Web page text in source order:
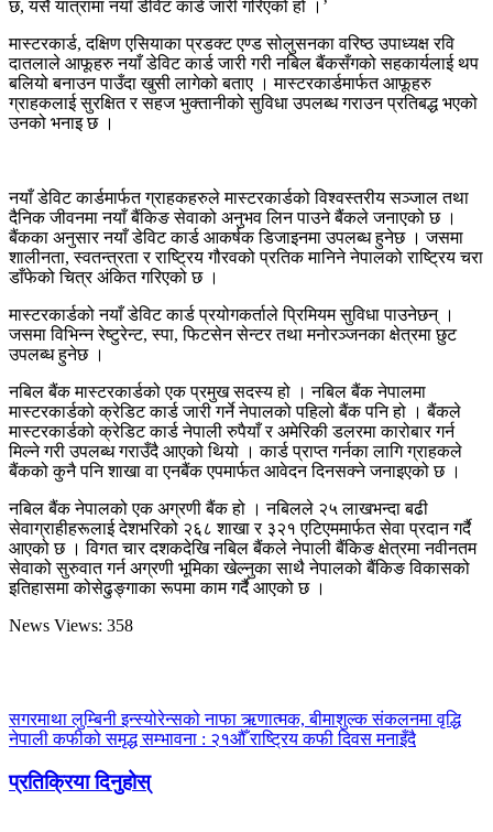
छ, यसै यात्रामा नयाँ डेविट कार्ड जारी गरिएको हो ।’
मास्टरकार्ड, दक्षिण एसियाका प्रडक्ट एण्ड सोलुसनका वरिष्ठ उपाध्यक्ष रवि
दातलाले आफूहरु नयाँ डेविट कार्ड जारी गरी नबिल बैंकसँगको सहकार्यलाई थप
बलियो बनाउन पाउँदा खुसी लागेको बताए । मास्टरकार्डमार्फत आफूहरु
ग्राहकलाई सुरक्षित र सहज भुक्तानीको सुविधा उपलब्ध गराउन प्रतिबद्ध भएको
उनको भनाइ छ ।
नयाँ डेविट कार्डमार्फत ग्राहकहरुले मास्टरकार्डको विश्वस्तरीय सञ्जाल तथा
दैनिक जीवनमा नयाँ बैंकिङ सेवाको अनुभव लिन पाउने बैंकले जनाएको छ ।
बैंकका अनुसार नयाँ डेविट कार्ड आकर्षक डिजाइनमा उपलब्ध हुनेछ । जसमा
शालीनता, स्वतन्त्रता र राष्ट्रिय गौरवको प्रतिक मानिने नेपालको राष्ट्रिय चरा
डाँफेको चित्र अंकित गरिएको छ ।
मास्टरकार्डको नयाँ डेविट कार्ड प्रयोगकर्ताले प्रिमियम सुविधा पाउनेछन् ।
जसमा विभिन्न रेष्टुरेन्ट, स्पा, फिटसेन सेन्टर तथा मनोरञ्जनका क्षेत्रमा छुट
उपलब्ध हुनेछ ।
नबिल बैंक मास्टरकार्डको एक प्रमुख सदस्य हो । नबिल बैंक नेपालमा
मास्टरकार्डको क्रेडिट कार्ड जारी गर्ने नेपालको पहिलो बैंक पनि हो । बैंकले
मास्टरकार्डको क्रेडिट कार्ड नेपाली रुपैयाँ र अमेरिकी डलरमा कारोबार गर्न
मिल्ने गरी उपलब्ध गराउँदै आएको थियो । कार्ड प्राप्त गर्नका लागि ग्राहकले
बैंकको कुनै पनि शाखा वा एनबैंक एपमार्फत आवेदन दिनसक्ने जनाइएको छ ।
नबिल बैंक नेपालको एक अग्रणी बैंक हो । नबिलले २५ लाखभन्दा बढी
सेवाग्राहीहरूलाई देशभरिको २६८ शाखा र ३२१ एटिएममार्फत सेवा प्रदान गर्दै
आएको छ । विगत चार दशकदेखि नबिल बैंकले नेपाली बैंकिङ क्षेत्रमा नवीनतम
सेवाको सुरुवात गर्न अग्रणी भूमिका खेल्नुका साथै नेपालको बैंकिङ विकासको
इतिहासमा कोसेढुङ्गाका रूपमा काम गर्दै आएको छ ।
News Views: 358
सगरमाथा लुम्बिनी इन्स्योरेन्सको नाफा ऋणात्मक, बीमाशुल्क संकलनमा वृद्धि
नेपाली कफीको समृद्ध सम्भावना : २१औँ राष्ट्रिय कफी दिवस मनाइँदै
प्रतिक्रिया दिनुहोस्